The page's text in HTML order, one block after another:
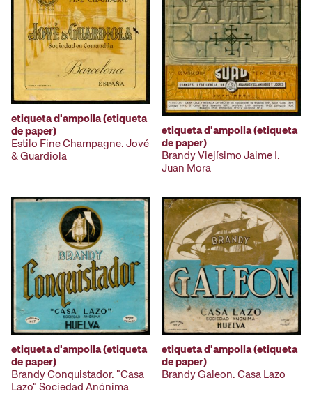
etiqueta d'ampolla (etiqueta
de paper)
Estilo Fine Champagne. Jové
& Guardiola
etiqueta d'ampolla (etiqueta
de paper)
Brandy Viejísimo Jaime I.
Juan Mora
etiqueta d'ampolla (etiqueta
de paper)
Brandy Conquistador. "Casa
Lazo" Sociedad Anónima
etiqueta d'ampolla (etiqueta
de paper)
Brandy Galeon. Casa Lazo